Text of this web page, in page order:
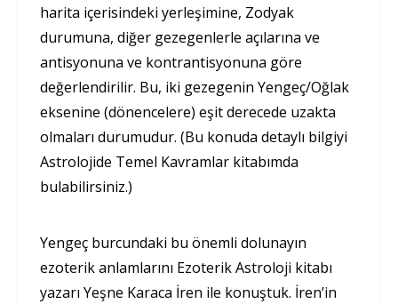
harita içerisindeki yerleşimine, Zodyak
durumuna, diğer gezegenlerle açılarına ve
antisyonuna ve kontrantisyonuna göre
değerlendirilir. Bu, iki gezegenin Yengeç/Oğlak
eksenine (dönencelere) eşit derecede uzakta
olmaları durumudur. (Bu konuda detaylı bilgiyi
Astrolojide Temel Kavramlar kitabımda
bulabilirsiniz.)
Yengeç burcundaki bu önemli dolunayın
ezoterik anlamlarını Ezoterik Astroloji kitabı
yazarı Yeşne Karaca İren ile konuştuk. İren’in